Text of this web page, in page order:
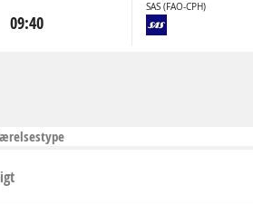
09:40
SAS (FAO-CPH)